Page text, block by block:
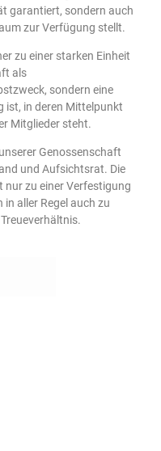
garantiert, sondern auch
zur Verfügung stellt.
zu einer starken Einheit
als
sondern eine
ist, in deren Mittelpunkt
Mitglieder steht.
Genossenschaft
und Aufsichtsrat. Die
nur zu einer Verfestigung
aller Regel auch zu